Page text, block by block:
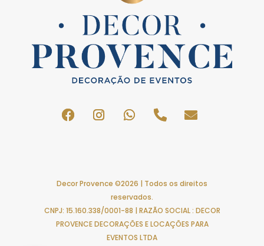
Decor Provence ©2026 | Todos os direitos
reservados.
CNPJ: 15.160.338/0001-88 | RAZÃO SOCIAL : DECOR
PROVENCE DECORAÇÕES E LOCAÇÕES PARA
EVENTOS LTDA